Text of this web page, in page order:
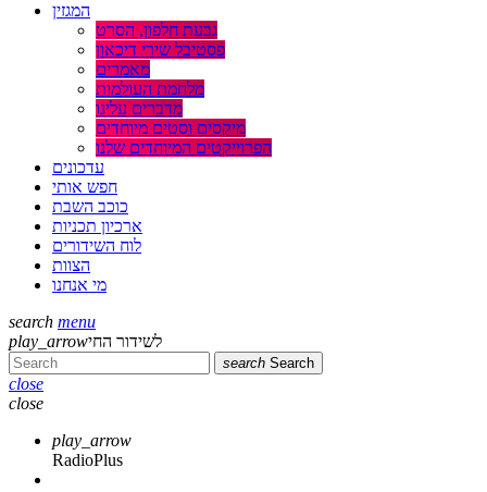
המגזין
גבעת חלפון, הסרט
פסטיבל שירי דיכאון
מאמרים
מלחמת העולמות
מדברים עלינו
מיקסים וסטים מיוחדים
הפרוייקטים המיוחדים שלנו
עדכונים
חפש אותי
כוכב השבת
ארכיון תכניות
לוח השידורים
הצוות
מי אנחנו
search menu
play_arrowלשידור החי
search Search
close
close
play_arrow
RadioPlus